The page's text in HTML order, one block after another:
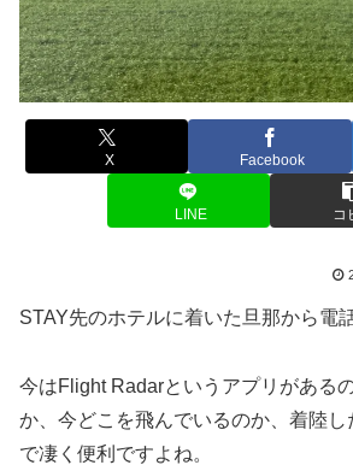
X Facebook
LINE コ
STAY先のホテルに着いた旦那から電
今はFlight Radarというアプリがある
か、今どこを飛んでいるのか、着陸
で凄く便利ですよね。